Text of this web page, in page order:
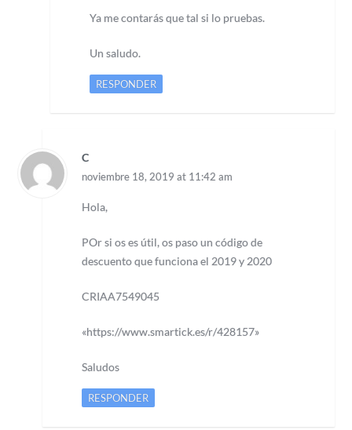
Ya me contarás que tal si lo pruebas.
Un saludo.
RESPONDER
C
noviembre 18, 2019 at 11:42 am
Hola,
POr si os es útil, os paso un código de
descuento que funciona el 2019 y 2020
CRIAA7549045
«https://www.smartick.es/r/428157»
Saludos
RESPONDER